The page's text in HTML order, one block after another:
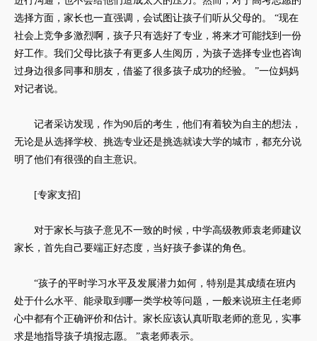
选择方面，家长也一直强调，会试图让孩子们听从父母的。 “现在
社会上竞争多激烈啊，孩子只有选好了专业，将来才可能找到一份
好工作。我们父母比孩子有更多人生阅历，为孩子选择专业也咨询
过身边很多同事和朋友，借鉴了很多孩子成功的经验。 ”一位妈妈
对记者说。
记者采访发现，作为90后的考生，他们有着较为自主的想法，
无论是从选择学校、挑选专业还是挑选就读大学的城市，都充分说
明了他们有很强的自主意识。
[专家支招]
对于家长与孩子意见不一致的时候，中学高级教师袁老师建议
家长，首先自己要端正好态度，当好孩子参谋的角色。
“孩子的平时学习水平及发展潜力如何，特别是其成绩在班内
处于什么水平、能录取到哪一类学校等问题，一般来说班主任老师
心中都有个正确评价和估计。家长应该认真听取老师的意见，实事
求是地指导孩子填报志愿。 ”袁老师表示。